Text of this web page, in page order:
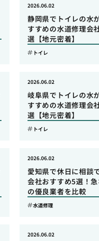
静岡県でトイレの水
すすめの水道修理会
選【地元密着】
2026.06.02
トイレ
岐阜県でトイレの水
すすめの水道修理会
選【地元密着】
2026.06.02
トイレ
愛知県で休日に相談
会社おすすめ5選！
の優良業者を比較
2026.06.02
水道修理
2026.06.02